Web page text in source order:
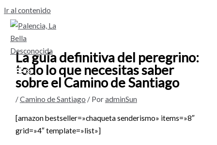
Ir al contenido
La guía definitiva del peregrino:
todo lo que necesitas saber
sobre el Camino de Santiago
/Camino de Santiago / PoradminSun
[amazon bestseller=»chaqueta senderismo» items=»8″
grid=»4″ template=»list»]